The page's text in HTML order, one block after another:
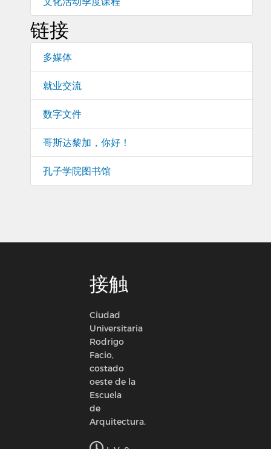
链接
多媒体
就业交流
数字文件
哥斯达黎加，你好！
孔子学院图书馆
接触
Ciudad
Universitaria
Rodrigo
Facio,
costado
oeste de la
Escuela
de
Arquitectura.